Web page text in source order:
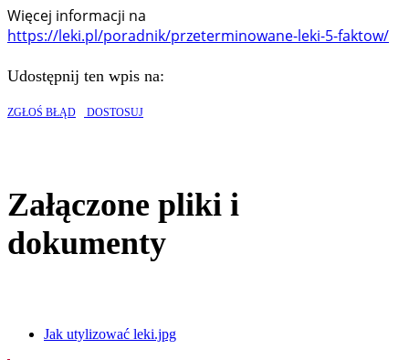
Więcej informacji na
https://leki.pl/poradnik/przeterminowane-leki-5-faktow/
Udostępnij ten wpis na:
ZGŁOŚ BŁĄD DOSTOSUJ
Załączone pliki i
dokumenty
Jak utylizować leki.jpg